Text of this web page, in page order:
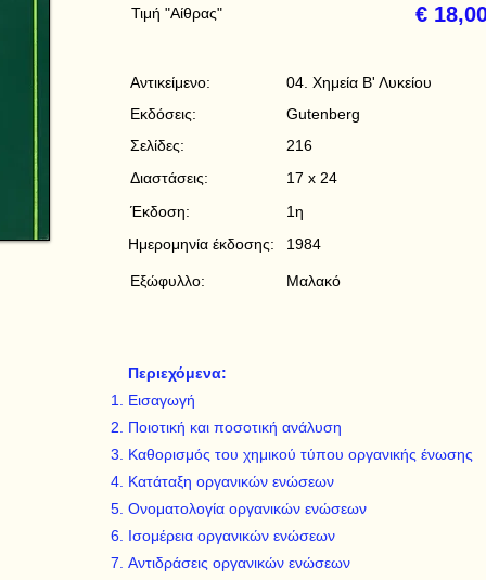
€
Τιμή "Αίθρας"
Αντικείμενο:
Εκδόσεις:
Σελίδες:
Διαστάσεις:
Έκδοση:
Ημερομηνία έκδοσης:
Εξώφυλλο:
04. Χημεία Β' Λυκείου
Gutenberg
216
17 x 24
1η
1984
Μαλακό
Περιεχόμενα:
Εισαγωγή
Ποιοτική και ποσοτική ανάλυση
Καθορισμός του χημικού τύπου οργανικής ένωσης
Κατάταξη οργανικών ενώσεων
Ονοματολογία οργανικών ενώσεων
Ισομέρεια οργανικών ενώσεων
Αντιδράσεις οργανικών ενώσεων